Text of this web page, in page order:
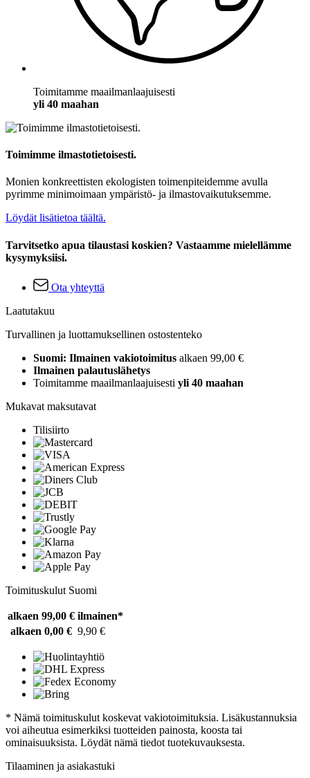
Toimitamme maailmanlaajuisesti
yli 40 maahan
Toimimme ilmastotietoisesti.
Monien konkreettisten ekologisten toimenpiteidemme avulla
pyrimme minimoimaan ympäristö- ja ilmastovaikutuksemme.
Löydät lisätietoa täältä.
Tarvitsetko apua tilaustasi koskien? Vastaamme mielellämme
kysymyksiisi.
Ota yhteyttä
Laatutakuu
Turvallinen ja luottamuksellinen ostostenteko
Suomi: Ilmainen vakiotoimitus alkaen 99,00 €
Ilmainen palautuslähetys
Toimitamme maailmanlaajuisesti yli 40 maahan
Mukavat maksutavat
Tilisiirto
Toimituskulut Suomi
alkaen 99,00 € ilmainen*
alkaen 0,00 € 9,90 €
* Nämä toimituskulut koskevat vakiotoimituksia. Lisäkustannuksia
voi aiheutua esimerkiksi tuotteiden painosta, koosta tai
ominaisuuksista. Löydät nämä tiedot tuotekuvauksesta.
Tilaaminen ja asiakastuki